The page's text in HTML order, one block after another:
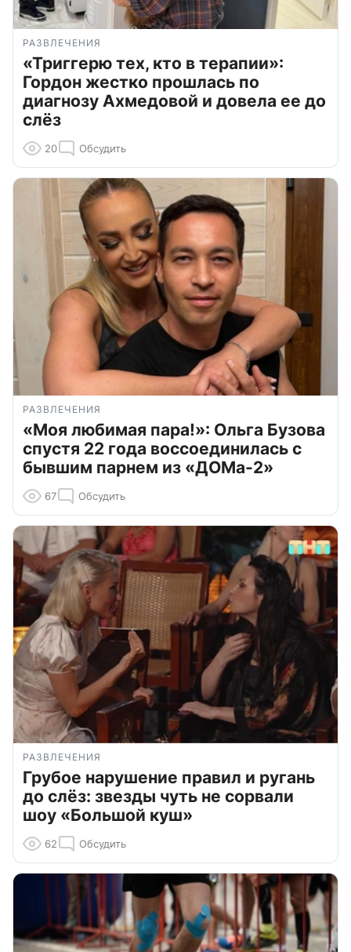
РАЗВЛЕЧЕНИЯ
«Триггерю тех, кто в терапии»:
Гордон жестко прошлась по
диагнозу Ахмедовой и довела ее до
слёз
20 Обсудить
РАЗВЛЕЧЕНИЯ
«Моя любимая пара!»: Ольга Бузова
спустя 22 года воссоединилась с
бывшим парнем из «ДОМа-2»
67 Обсудить
РАЗВЛЕЧЕНИЯ
Грубое нарушение правил и ругань
до слёз: звезды чуть не сорвали
шоу «Большой куш»
62 Обсудить